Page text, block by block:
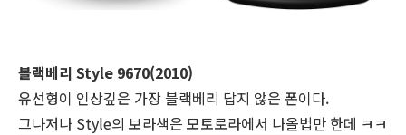
블랙베리 Style 9670(2010)
유선형이 인상깊은 가장 블랙베리 답지 않은 폰이다.
그나저나 Style의 보라색은 모토로라에서 나올법만 한데 ㅋㅋ